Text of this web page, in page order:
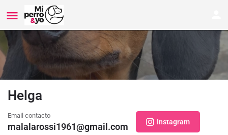
Helga
Email contacto
malalarossi1961@gmail.com Instagram